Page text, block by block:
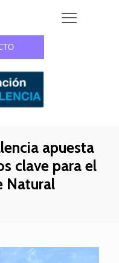
apuesta
clave para el
Natural